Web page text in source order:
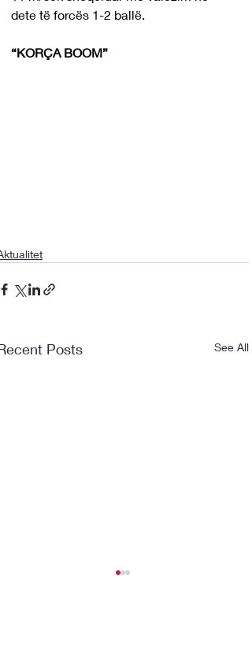
dete të forcës 1-2 ballë.
“KORÇA BOOM”
Posts See All